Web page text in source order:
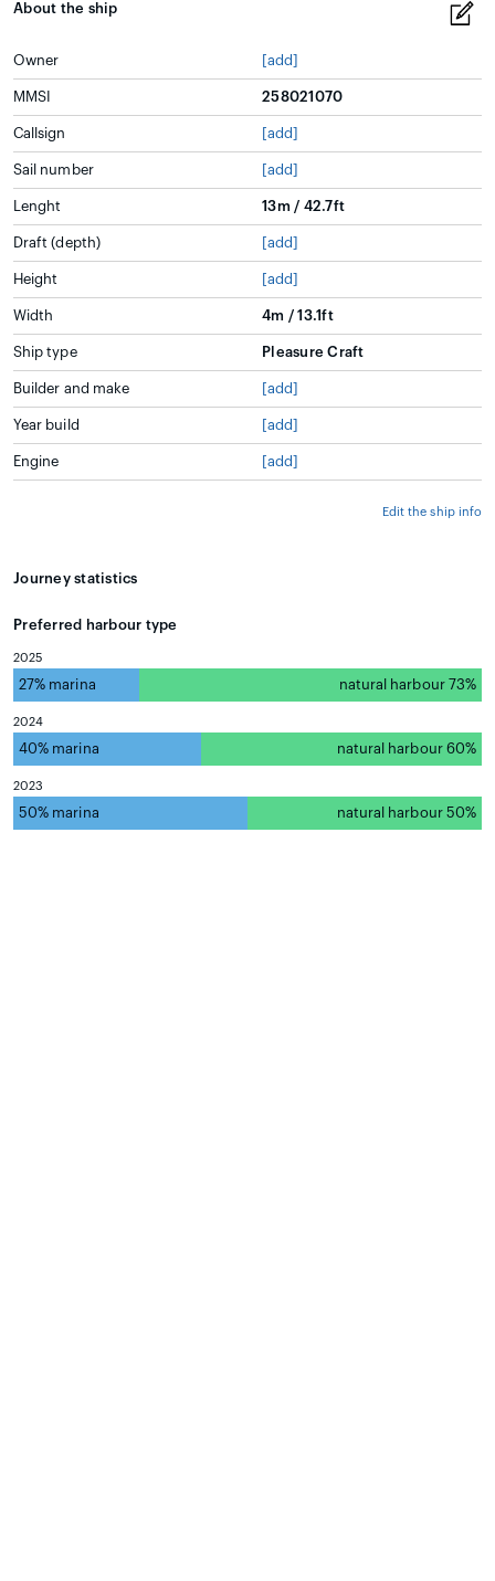
About the ship
Owner [add]
MMSI 258021070
Callsign [add]
Sail number [add]
Lenght 13m / 42.7ft
Draft (depth) [add]
Height [add]
Width 4m / 13.1ft
Ship type Pleasure Craft
Builder and make [add]
Year build [add]
Engine [add]
Edit the ship info
Journey statistics
Preferred harbour type
2025
27% marina natural harbour 73%
2024
40% marina natural harbour 60%
2023
50% marina natural harbour 50%